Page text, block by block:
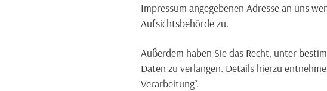
Impressum angegebenen Adresse an uns
Aufsichtsbehörde zu.
Außerdem haben Sie das Recht, unter
Daten zu verlangen. Details hierzu
Verarbeitung“.